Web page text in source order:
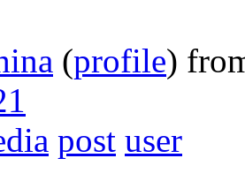
(profile)
post user